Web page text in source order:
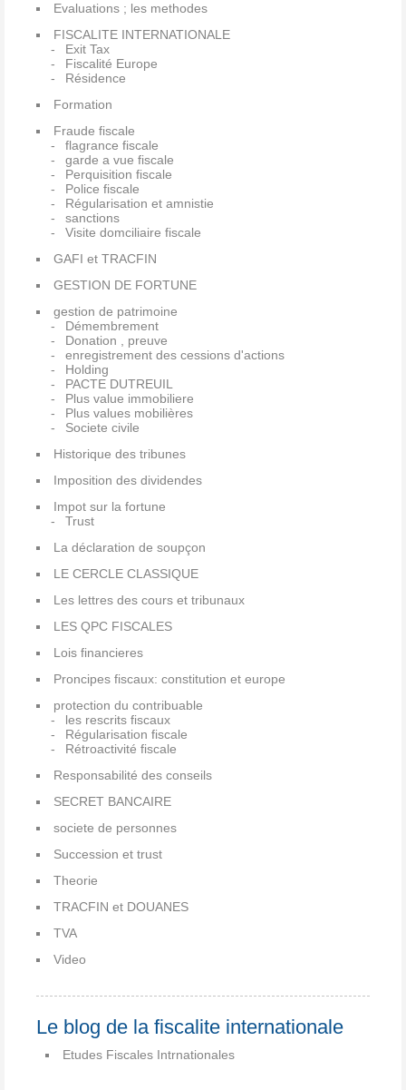
Evaluations ; les methodes
FISCALITE INTERNATIONALE
Exit Tax
Fiscalité Europe
Résidence
Formation
Fraude fiscale
flagrance fiscale
garde a vue fiscale
Perquisition fiscale
Police fiscale
Régularisation et amnistie
sanctions
Visite domciliaire fiscale
GAFI et TRACFIN
GESTION DE FORTUNE
gestion de patrimoine
Démembrement
Donation , preuve
enregistrement des cessions d'actions
Holding
PACTE DUTREUIL
Plus value immobiliere
Plus values mobilières
Societe civile
Historique des tribunes
Imposition des dividendes
Impot sur la fortune
Trust
La déclaration de soupçon
LE CERCLE CLASSIQUE
Les lettres des cours et tribunaux
LES QPC FISCALES
Lois financieres
Proncipes fiscaux: constitution et europe
protection du contribuable
les rescrits fiscaux
Régularisation fiscale
Rétroactivité fiscale
Responsabilité des conseils
SECRET BANCAIRE
societe de personnes
Succession et trust
Theorie
TRACFIN et DOUANES
TVA
Video
Le blog de la fiscalite internationale
Etudes Fiscales Intrnationales